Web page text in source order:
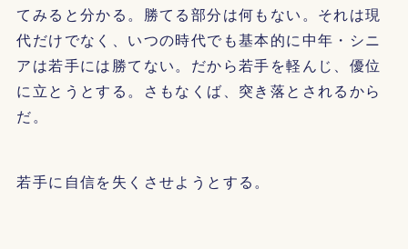
てみると分かる。勝てる部分は何もない。それは現
代だけでなく、いつの時代でも基本的に中年・シニ
アは若手には勝てない。だから若手を軽んじ、優位
に立とうとする。さもなくば、突き落とされるから
だ。
若手に自信を失くさせようとする。